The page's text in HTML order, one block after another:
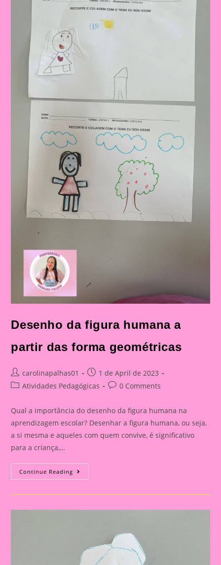
Desenho da figura humana a
partir das forma geométricas
Post
author:
carolinapalhas01
Post
published:
1 de April de 2023
PostAtividades Pedagógicas
Post0 Comments
Qual a importância do desenho da figura humana na
aprendizagem escolar? Desenhar a figura humana, ou seja,
a si mesma e aqueles com quem convive, é significativo
para a criança,…
Continue Reading Desenho
Da
Das